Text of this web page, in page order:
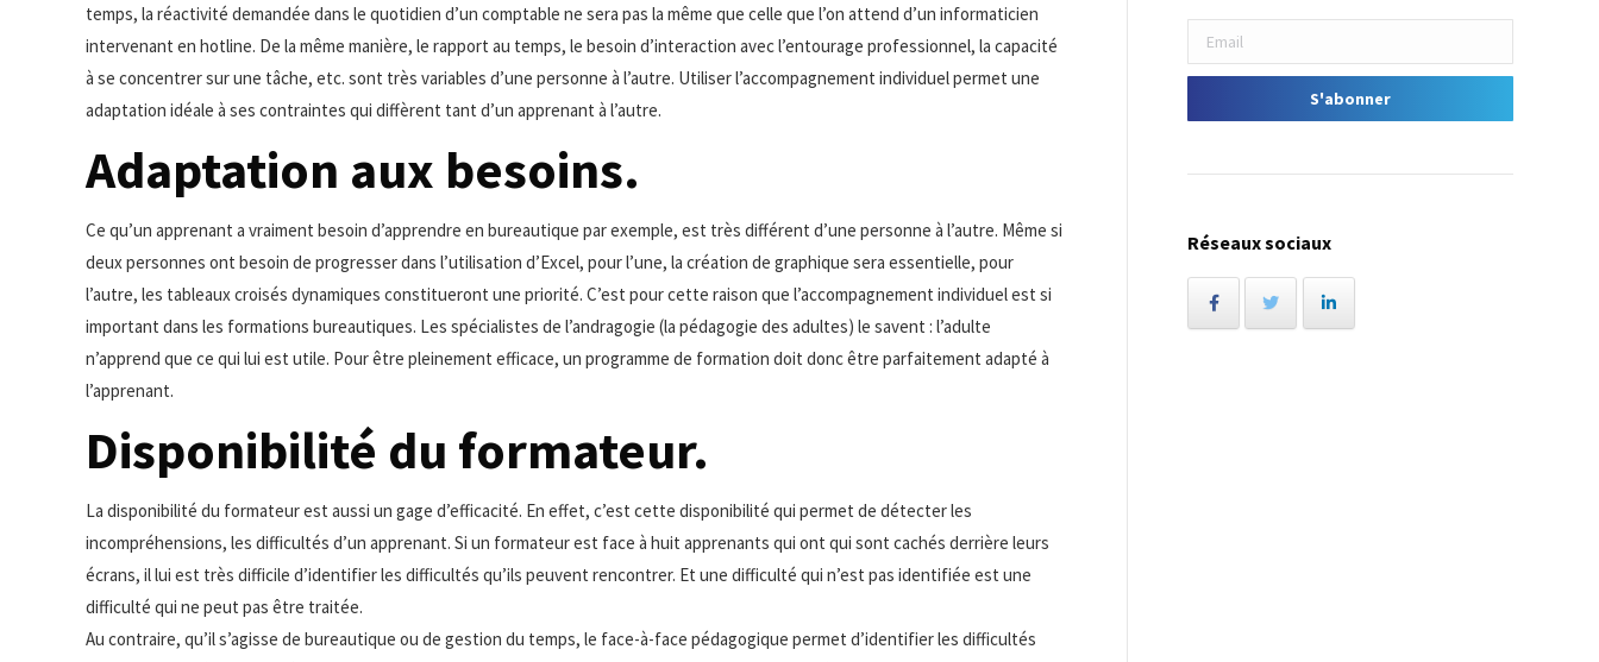
temps, la réactivité demandée dans le quotidien d’un comptable ne sera pas la même que celle que l’on attend d’un informaticien
intervenant en hotline. De la même manière, le rapport au temps, le besoin d’interaction avec l’entourage professionnel, la capacité
à se concentrer sur une tâche, etc. sont très variables d’une personne à l’autre. Utiliser l’accompagnement individuel permet une
adaptation idéale à ses contraintes qui diffèrent tant d’un apprenant à l’autre.
Adaptation aux besoins.
Ce qu’un apprenant a vraiment besoin d’apprendre en bureautique par exemple, est très différent d’une personne à l’autre. Même si
deux personnes ont besoin de progresser dans l’utilisation d’Excel, pour l’une, la création de graphique sera essentielle, pour
l’autre, les tableaux croisés dynamiques constitueront une priorité. C’est pour cette raison que l’accompagnement individuel est si
important dans les formations bureautiques. Les spécialistes de l’andragogie (la pédagogie des adultes) le savent : l’adulte
n’apprend que ce qui lui est utile. Pour être pleinement efficace, un programme de formation doit donc être parfaitement adapté à
l’apprenant.
Disponibilité du formateur.
La disponibilité du formateur est aussi un gage d’efficacité. En effet, c’est cette disponibilité qui permet de détecter les
incompréhensions, les difficultés d’un apprenant. Si un formateur est face à huit apprenants qui ont qui sont cachés derrière leurs
écrans, il lui est très difficile d’identifier les difficultés qu’ils peuvent rencontrer. Et une difficulté qui n’est pas identifiée est une
difficulté qui ne peut pas être traitée.
Au contraire, qu’il s’agisse de bureautique ou de gestion du temps, le face-à-face pédagogique permet d’identifier les difficultés
Réseaux sociaux